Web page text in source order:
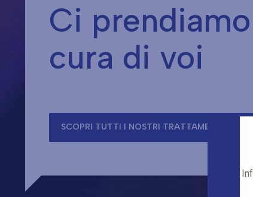
Ci prendiamo
cura di voi
SCOPRI TUTTI I NOSTRI TRATTAMENTI